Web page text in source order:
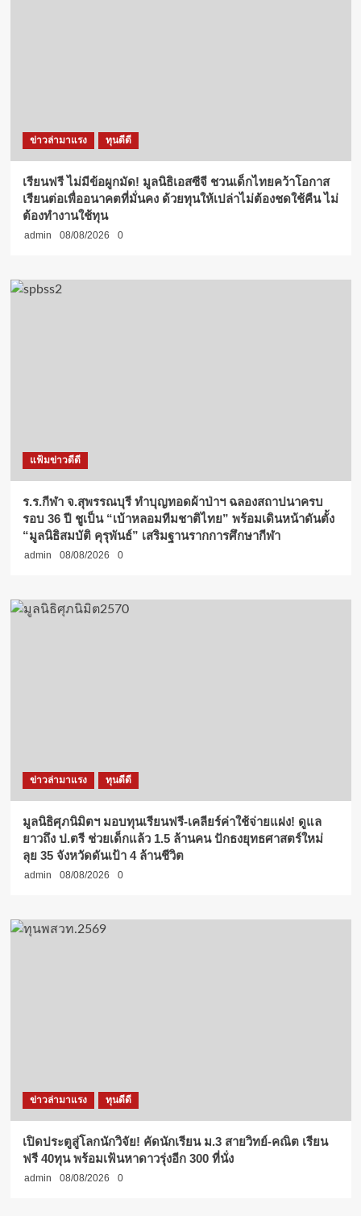
ข่าวล่ามาแรง ทุนดีดี
เรียนฟรี ไม่มีข้อผูกมัด! มูลนิธิเอสซีจี ชวนเด็กไทยคว้าโอกาส
เรียนต่อเพื่ออนาคตที่มั่นคง ด้วยทุนให้เปล่าไม่ต้องชดใช้คืน ไม่
ต้องทำงานใช้ทุน
admin 08/08/2026 0
แฟ้มข่าวดีดี
ร.ร.กีฬา จ.สุพรรณบุรี ทำบุญทอดผ้าป่าฯ ฉลองสถาปนาครบ
รอบ 36 ปี ชูเป็น “เบ้าหลอมทีมชาติไทย” พร้อมเดินหน้าดันตั้ง
“มูลนิธิสมบัติ คุรุพันธ์” เสริมฐานรากการศึกษากีฬา
admin 08/08/2026 0
ข่าวล่ามาแรง ทุนดีดี
มูลนิธิศุภนิมิตฯ มอบทุนเรียนฟรี-เคลียร์ค่าใช้จ่ายแฝง! ดูแล
ยาวถึง ป.ตรี ช่วยเด็กแล้ว 1.5 ล้านคน ปักธงยุทธศาสตร์ใหม่
ลุย 35 จังหวัดดันเป้า 4 ล้านชีวิต
admin 08/08/2026 0
ข่าวล่ามาแรง ทุนดีดี
เปิดประตูสู่โลกนักวิจัย! คัดนักเรียน ม.3 สายวิทย์-คณิต เรียน
ฟรี 40ทุน พร้อมเฟ้นหาดาวรุ่งอีก 300 ที่นั่ง
admin 08/08/2026 0